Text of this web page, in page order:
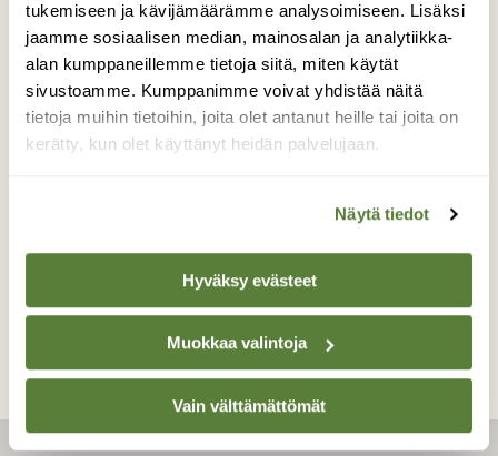
tukemiseen ja kävijämäärämme analysoimiseen. Lisäksi
jaamme sosiaalisen median, mainosalan ja analytiikka-
alan kumppaneillemme tietoja siitä, miten käytät
sivustoamme. Kumppanimme voivat yhdistää näitä
tietoja muihin tietoihin, joita olet antanut heille tai joita on
kerätty, kun olet käyttänyt heidän palvelujaan.
Näytä tiedot
Hyväksy evästeet
Muokkaa valintoja
Vain välttämättömät
Tiklien ruokailuhetki
Pari tikliä on käynyt ahkerasti putsaamassa
pihasta talviruokinnan jämiä.
Valokuvaaja: Antti Toivanen, Lappeenranta
TAKAISIN LISTAAN